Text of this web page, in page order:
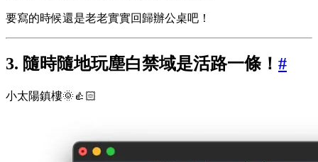
要寫的時候還是老老實實回歸辦公桌吧！
3. 隨時隨地玩塵白禁域是活路一條！ #
小太陽鎮樓🌞👍🏻